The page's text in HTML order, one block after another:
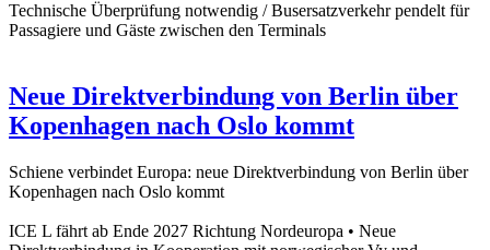
Technische Überprüfung notwendig / Busersatzverkehr pendelt für
Passagiere und Gäste zwischen den Terminals
Neue Direktverbindung von Berlin über
Kopenhagen nach Oslo kommt
Schiene verbindet Europa: neue Direktverbindung von Berlin über
Kopenhagen nach Oslo kommt
ICE L fährt ab Ende 2027 Richtung Nordeuropa • Neue